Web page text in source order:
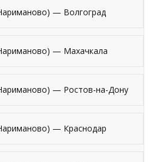
— Волгоград
— Махачкала
— Ростов-на-Дону
— Краснодар